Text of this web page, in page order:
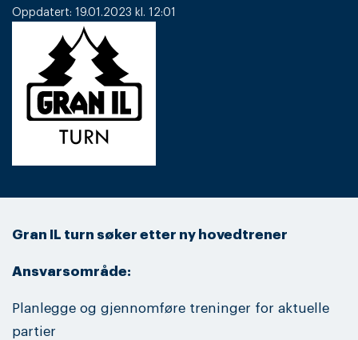
Oppdatert: 19.01.2023 kl. 12:01
Gran IL turn søker etter ny hovedtrener
Ansvarsområde:
Planlegge og gjennomføre treninger for aktuelle
partier